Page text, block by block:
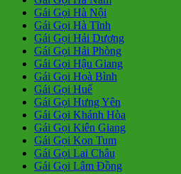
Gái Gọi Hà Nội
Gái Gọi Hà Tĩnh
Gái Gọi Hải Dương
Gái Gọi Hải Phòng
Gái Gọi Hậu Giang
Gái Gọi Hoà Bình
Gái Gọi Huế
Gái Gọi Hưng Yên
Gái Gọi Khánh Hòa
Gái Gọi Kiên Giang
Gái Gọi Kon Tum
Gái Gọi Lai Châu
Gái Gọi Lâm Đồng